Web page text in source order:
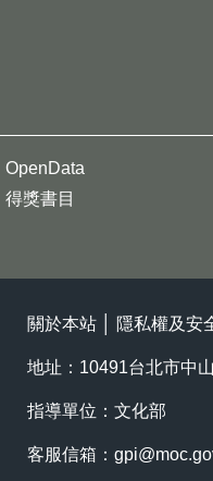
OpenData
得獎書目
關於本站 隱私權及安
地址：10491台北市中
指導單位：文化部
客服信箱：